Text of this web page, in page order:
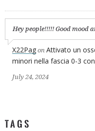
Hey people!!!!! Good mood
X22Pag on Attivato un
minori nella fascia 0-3
July 24, 2024
TAGS